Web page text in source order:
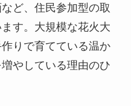
ど、住民参加型の取
す。大規模な花火大
りで育てている温か
やしている理由のひ